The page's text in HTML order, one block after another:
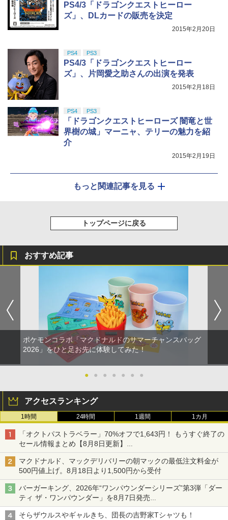
PS4/3「ドラゴンクエストヒーロー
ズ」、DLカードの販売を決定
2015年2月20日
PS4 PS3
PS4/3「ドラゴンクエストヒーロー
ズ」、片岡愛之助さんの出演を発表
2015年2月18日
PS4 PS3
「ドラゴンクエストヒーローズ 闇竜と世
界樹の城」マーニャ、テリーの魅力を紹
介
2015年2月19日
もっと関連記事を見る
トップページに戻る
おすすめ記事
ポケモンコラボ「マクドナルドのサマーチャンスバッグ
2026」をひと足お先に体験してみた！
● ● ● ● ● ● ●
アクセスランキング
1時間 24時間 1週間 1カ月
「オクトパストラベラー」70%オフで1,643円！ もうすぐ終了の
セール情報まとめ【8月8日更新】
ニンテンドーeショップでは「大神 絶景版」が67%オフで990円
マクドナルド、マックデリバリーの朝マックの最低注文料金が
500円値上げ。8月18日より1,500円から受付
バーガーキング、2026年“ワンパウンダーシリーズ”第3弾「ダー
ティ ザ・ワンパウンダー」を8月7日発売
「特製ガーリックマヨソース」を使用した超大型チーズバーガー
そらザウルスやギャルきち、団長の吉野家Tシャツも！